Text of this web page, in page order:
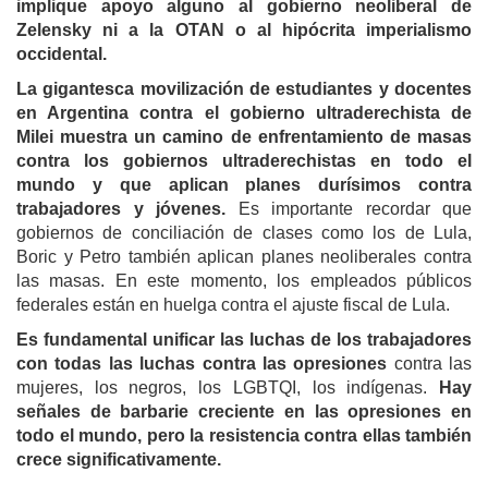
implique apoyo alguno al gobierno neoliberal de
Zelensky ni a la OTAN o al hipócrita imperialismo
occidental.
La gigantesca movilización de estudiantes y docentes
en Argentina contra el gobierno ultraderechista de
Milei muestra un camino de enfrentamiento de masas
contra los gobiernos ultraderechistas en todo el
mundo y que aplican planes durísimos contra
trabajadores y jóvenes. Es importante recordar que
gobiernos de conciliación de clases como los de Lula,
Boric y Petro también aplican planes neoliberales contra
las masas. En este momento, los empleados públicos
federales están en huelga contra el ajuste fiscal de Lula.
Es fundamental unificar las luchas de los trabajadores
con todas las luchas contra las opresiones contra las
mujeres, los negros, los LGBTQI, los indígenas.
Hay
señales de barbarie creciente en las opresiones en
todo el mundo, pero la resistencia contra ellas también
crece significativamente.